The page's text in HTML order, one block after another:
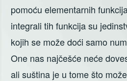
pomoću elementarnih
integrali tih funkcija su
kojih se može doći samo
One nas najčešće neće
ali suština je u tome što